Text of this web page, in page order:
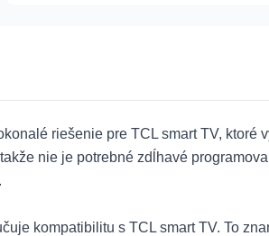
riešenie pre TCL smart TV, ktoré
nie je potrebné zdĺhavé
kompatibilitu s TCL smart TV. To